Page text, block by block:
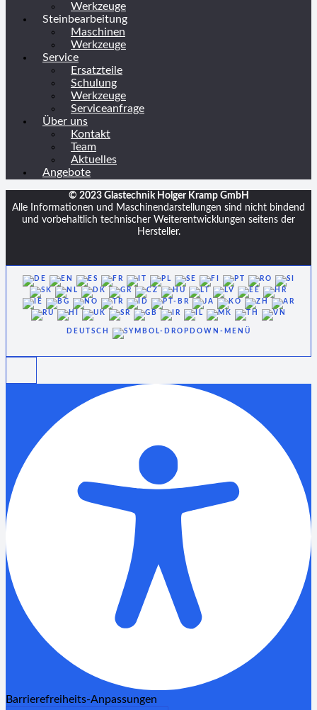
Werkzeuge
Steinbearbeitung
Maschinen
Werkzeuge
Service
Ersatzteile
Schulung
Werkzeuge
Serviceanfrage
Über uns
Kontakt
Team
Aktuelles
Angebote
© 2023 Glastechnik Holger Kramp GmbH
Alle Informationen und Maschinendarstellungen sind nicht bindend
und vorbehaltlich technischer Weiterentwicklungen seitens der
Hersteller.
DEUTSCH
Barrierefreiheits-Anpassungen